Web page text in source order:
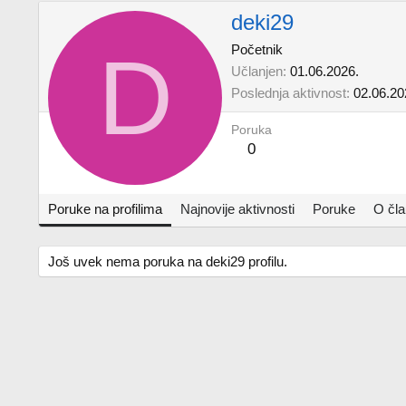
D
deki29
Početnik
Učlanjen 01.06.2026.
Poslednja aktivnost
Poruka
0
Poruke na profilima Najnovije aktivnosti Poruke O
Još uvek nema poruka na deki29 profilu.